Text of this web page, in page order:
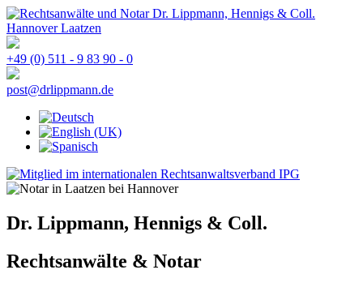
+49 (0) 511 - 9 83 90 - 0
post@drlippmann.de
Dr. Lippmann, Hennigs & Coll.
Rechtsanwälte & Notar